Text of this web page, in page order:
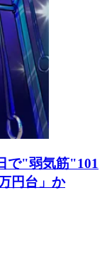
で"弱気筋"101
円台」か